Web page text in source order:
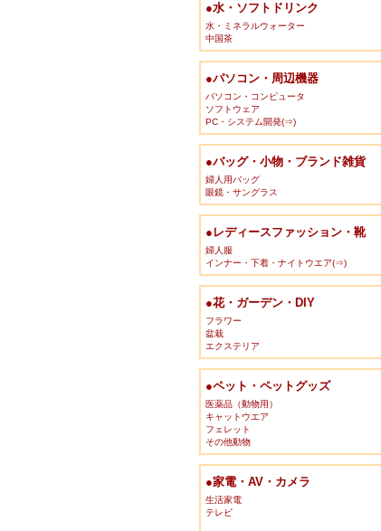
●水・ソフトドリンク
水・ミネラルウォーター
中国茶
●パソコン・周辺機器
パソコン・コンピュータ
ソフトウェア
PC・システム開発(⇒)
●バッグ・小物・ブランド雑貨
婦人用バッグ
眼鏡・サングラス
●レディースファッション・靴
婦人服
インナー・下着・ナイトウエア(⇒)
●花・ガーデン・DIY
フラワー
盆栽
エクステリア
●ペット・ペットグッズ
医薬品（動物用）
キャットウエア
フェレット
その他動物
●家電・AV・カメラ
生活家電
テレビ